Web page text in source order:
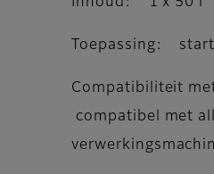
Toepassing:
Compatibiliteit
compatibel met